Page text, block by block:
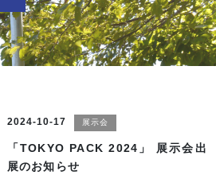
2024-10-17 展示会
「TOKYO PACK 2024」 展示会出
展のお知らせ